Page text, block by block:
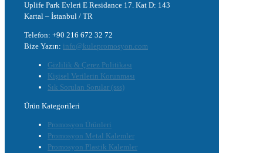
Uplife Park Evleri E Residance 17. Kat D: 143
Kartal – İstanbul / TR
Telefon: +90 216 672 32 72
Bize Yazın: info@kulepromosyon.com
Gizlilik & Çerez Politikası
Kişisel Verilerin Korunması
Sık Sorulan Sorular (sss)
Ürün Kategorileri
Promosyon Ürünleri
Promosyon Metal Kalemler
Promosyon Plastik Kalemler